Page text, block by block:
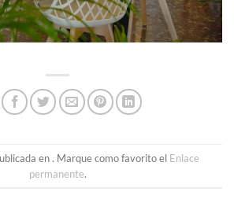
en . Marque como favorito el Enlace
permanente.